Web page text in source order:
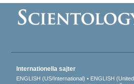
Internationella sajter
ENGLISH (US/International) ENGLISH